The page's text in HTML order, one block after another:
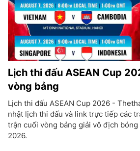
Lịch thi đấu ASEAN Cup
vòng bảng
Lịch thi đấu ASEAN Cup 2026 -
nhật lịch thi đấu và link trực tiếp các
trận cuối vòng bảng giải vô địch bóng
2026.